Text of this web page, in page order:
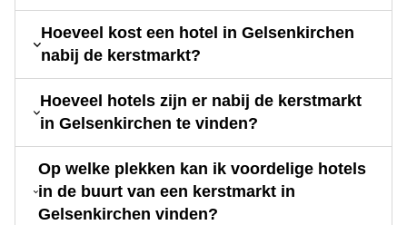
Hoeveel kost een hotel in Gelsenkirchen
nabij de kerstmarkt?
Hoeveel hotels zijn er nabij de kerstmarkt
in Gelsenkirchen te vinden?
Op welke plekken kan ik voordelige hotels
in de buurt van een kerstmarkt in
Gelsenkirchen vinden?